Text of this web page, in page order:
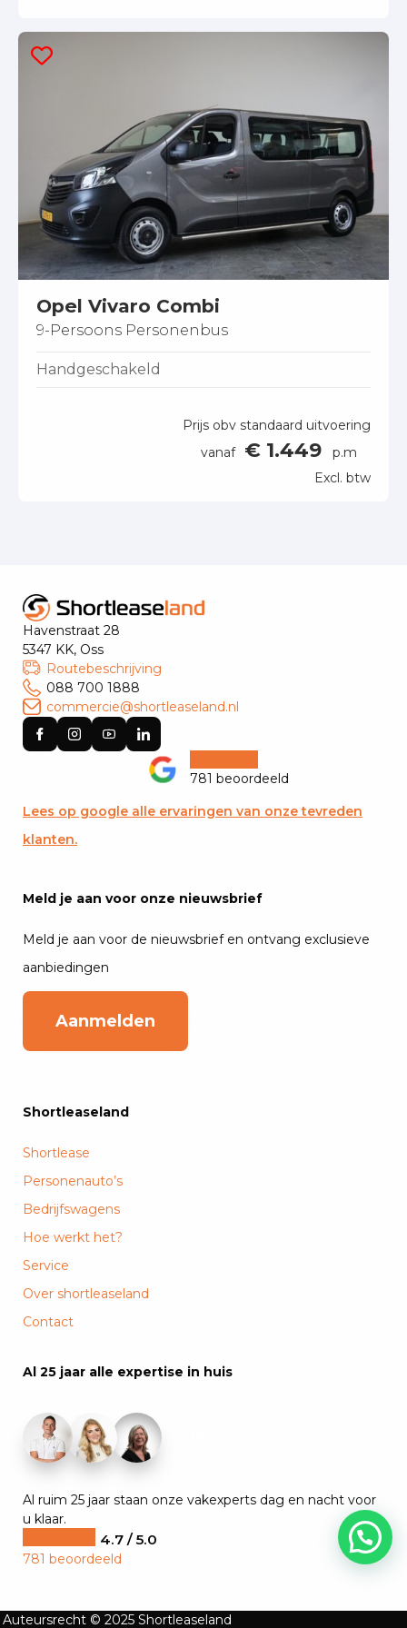
Opel Vivaro Combi
9-Persoons Personenbus
Handgeschakeld
Prijs obv standaard uitvoering
vanaf € 1.449
p.m
Excl. btw
Havenstraat 28
5347 KK, Oss
Routebeschrijving
088 700 1888
commercie@shortleaseland.nl
781 beoordeeld
Lees op google alle ervaringen van onze tevreden
klanten.
Meld je aan voor onze nieuwsbrief
Meld je aan voor de nieuwsbrief en ontvang exclusieve
aanbiedingen
Aanmelden
Shortleaseland
Shortlease
Personenauto’s
Bedrijfswagens
Hoe werkt het?
Service
Over shortleaseland
Contact
Al 25 jaar alle expertise in huis
Al ruim 25 jaar staan onze vakexperts dag en nacht voor
u klaar.
4.7 / 5.0
781 beoordeeld
Auteursrecht © 2025 Shortleaseland